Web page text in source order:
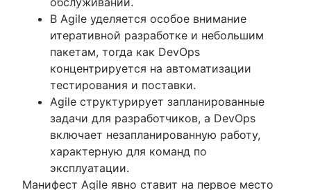
В Agile уделяется особое внимание
итеративной разработке и небольшим
пакетам, тогда как DevOps
концентрируется на автоматизации
тестирования и поставки.
Agile структурирует запланированные
задачи для разработчиков, а DevOps
включает незапланированную работу,
характерную для команд по
эксплуатации.
Манифест Agile явно ставит на первое место